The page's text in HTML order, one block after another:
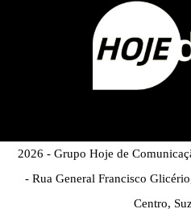
2026 - Grupo Hoje de
- Rua General Francisco
Centro,